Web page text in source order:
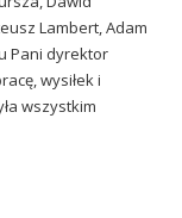
Lambert, Adam
Pani dyrektor
wysiłek i
wszystkim